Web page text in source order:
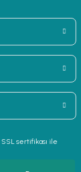
sertifikası ile